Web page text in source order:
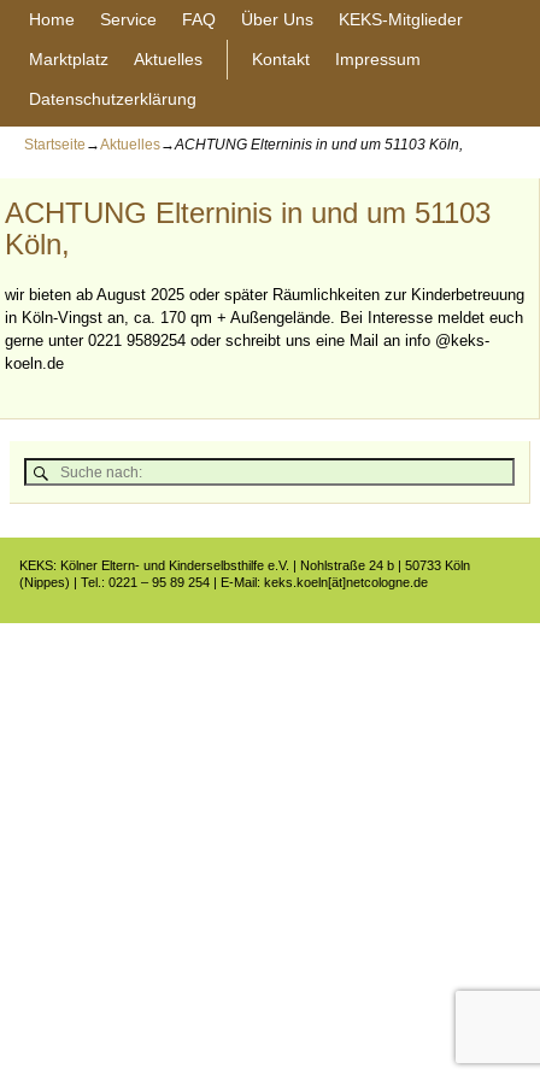
Home Service FAQ Über Uns KEKS-Mitglieder
Marktplatz Aktuelles Kontakt Impressum
Datenschutzerklärung
Startseite →Aktuelles→ACHTUNG Elterninis in und um 51103 Köln,
ACHTUNG Elterninis in und um 51103
Köln,
wir bieten ab August 2025 oder später Räumlichkeiten zur Kinderbetreuung
in Köln-Vingst an, ca. 170 qm + Außengelände. Bei Interesse meldet euch
gerne unter 0221 9589254 oder schreibt uns eine Mail an info @keks-
koeln.de
KEKS: Kölner Eltern- und Kinderselbsthilfe e.V. | Nohlstraße 24 b | 50733 Köln
(Nippes) | Tel.: 0221 – 95 89 254 | E-Mail: keks.koeln[ät]netcologne.de